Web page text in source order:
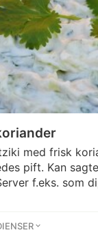
med frisk
pift. Kan
f.eks. som